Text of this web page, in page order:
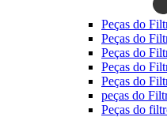
Peças do
Peças do
Peças do
Peças do
Peças do
peças do
Peças do